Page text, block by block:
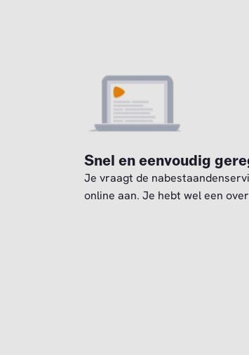
Snel en eenvoudig
Je vraagt de
online aan. Je hebt wel een